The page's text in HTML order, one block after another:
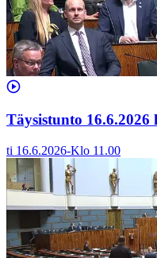
Täysistunto 16.6.2026
ti 16.6.2026-Klo 11.00